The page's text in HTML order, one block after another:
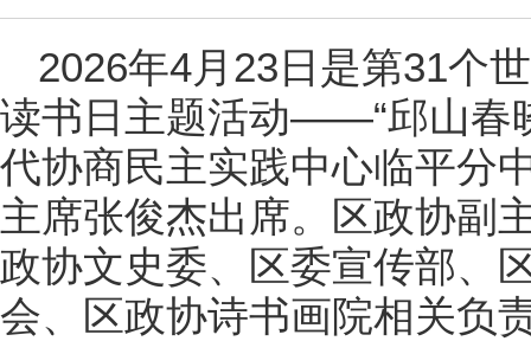
2026年4月23日是‌第31个
读书日主题活动——“邱山春
代协商民主实践中心临平分
主席张俊杰出席。区政协副
政协文史委、区委宣传部、
会、区政协诗书画院相关负